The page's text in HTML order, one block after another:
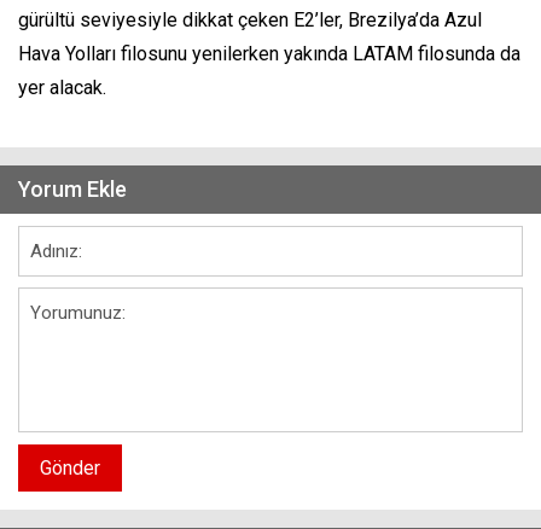
gürültü seviyesiyle dikkat çeken E2’ler, Brezilya’da Azul
Hava Yolları filosunu yenilerken yakında LATAM filosunda da
yer alacak.
Yorum Ekle
Gönder